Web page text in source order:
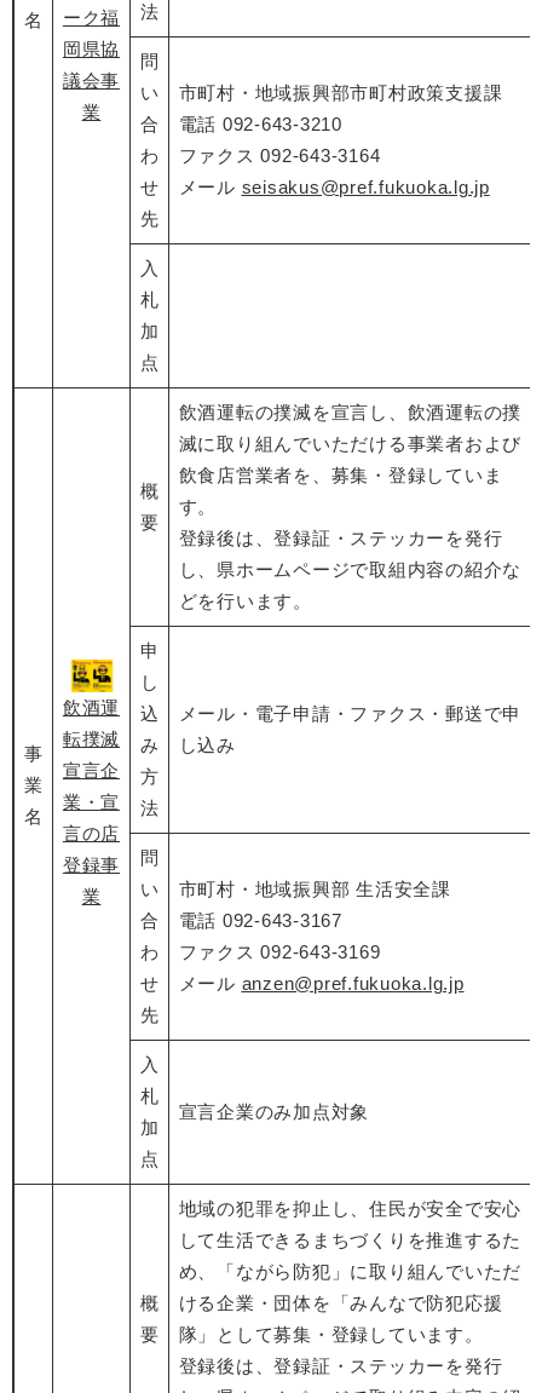
名
ーク福
岡県協
議会事
業
法
問
い
合
わ
せ
先
市町村・地域振興部市町村政策支援課
電話 092-643-3210
ファクス 092-643-3164
メール seisakus@pref.fukuoka.lg.jp
入
札
加
点
事
業
名
​飲酒運
転撲滅
宣言企
業・宣
言の店
登録事
業
概
要
飲酒運転の撲滅を宣言し、飲酒運転の撲
滅に取り組んでいただける事業者および
飲食店営業者を、募集・登録していま
す。
登録後は、登録証・ステッカーを発行
し、県ホームページで取組内容の紹介な
どを行います。
申
し
込
み
方
法
メール・電子申請・ファクス・郵送で申
し込み
問
い
合
わ
せ
先
市町村・地域振興部 生活安全課
電話 092-643-3167
ファクス 092-643-3169
メール anzen@pref.fukuoka.lg.jp
入
札
加
点
宣言企業のみ加点対象
概
要
地域の犯罪を抑止し、住民が安全で安心
して生活できるまちづくりを推進するた
め、「ながら防犯」に取り組んでいただ
ける企業・団体を「みんなで防犯応援
隊」として募集・登録しています。
登録後は、登録証・ステッカーを発行